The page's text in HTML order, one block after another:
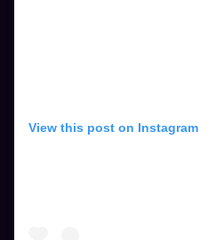
View this post on Instagram